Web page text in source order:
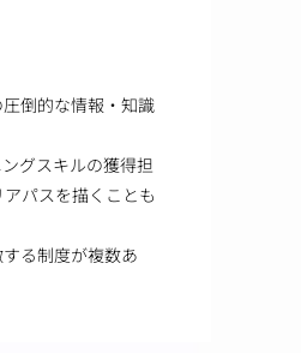
倒的な情報・知識
グスキルの獲得担
パスを描くことも
る制度が複数あ